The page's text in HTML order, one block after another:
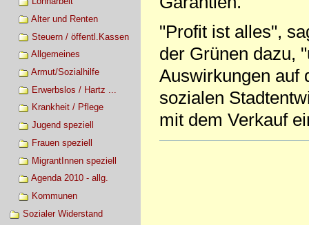
Alter und Renten
Steuern / öffentl.Kassen
Allgemeines
Armut/Sozialhilfe
Erwerbslos / Hartz ...
Krankheit / Pflege
Jugend speziell
Frauen speziell
MigrantInnen speziell
Agenda 2010 - allg.
Kommunen
Sozialer Widerstand
"Profit ist alles",
der Grünen dazu,
Auswirkungen auf
sozialen
mit dem Verkauf